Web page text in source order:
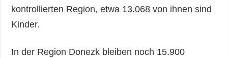
kontrollierten Region, etwa 13.068 von ihnen sind
Kinder.
In der Region Donezk bleiben noch 15.900